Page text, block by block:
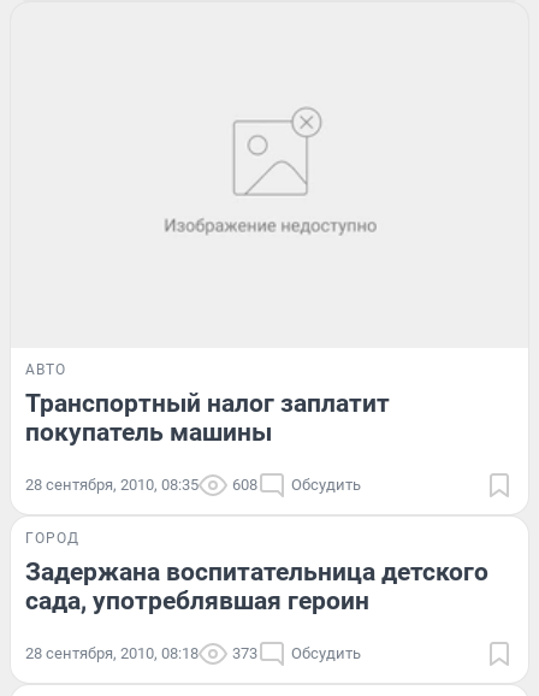
АВТО
Транспортный налог заплатит
покупатель машины
28 сентября, 2010, 08:35 608 Обсудить
ГОРОД
Задержана воспитательница детского
сада, употреблявшая героин
28 сентября, 2010, 08:18 373 Обсудить